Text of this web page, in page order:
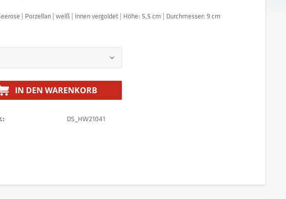
| Porzellan | weiß | innen vergoldet | Höhe: 5,5 cm | Durchmesser: 9 cm
IN DEN WARENKORB
DS_HW21041